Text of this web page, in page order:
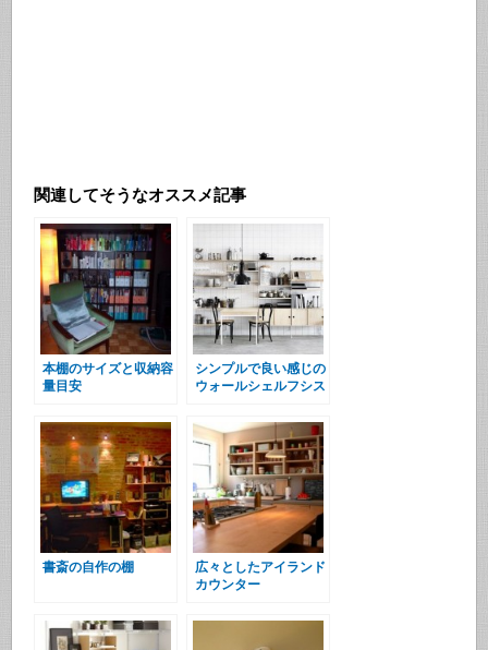
関連してそうなオススメ記事
本棚のサイズと収納容
量目安
シンプルで良い感じの
ウォールシェルフシス
書斎の自作の棚
広々としたアイランド
カウンター